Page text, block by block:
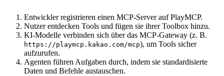
Entwickler registrieren einen MCP-Server auf PlayMCP.
Nutzer entdecken Tools und fügen sie ihrer Toolbox hinzu.
KI-Modelle verbinden sich über das MCP-Gateway (z. B.
https://playmcp.kakao.com/mcp), um Tools sicher
aufzurufen.
Agenten führen Aufgaben durch, indem sie standardisierte
Daten und Befehle austauschen.